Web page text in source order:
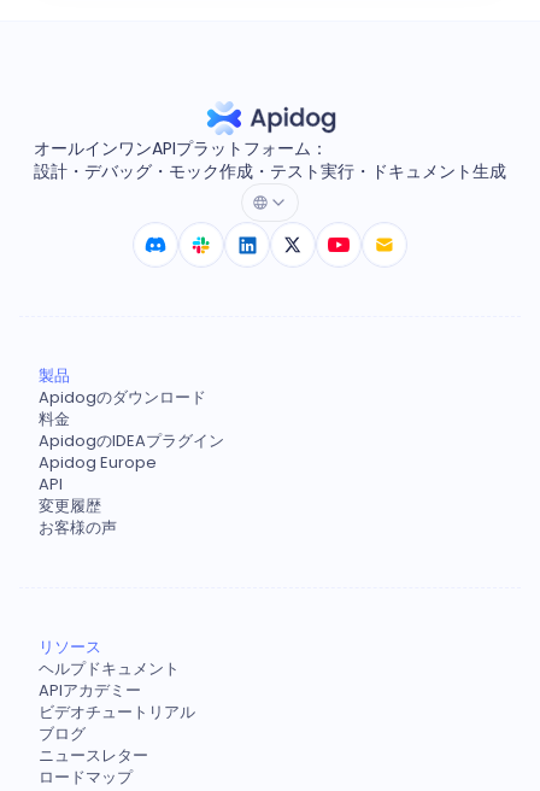
オールインワンAPIプラットフォーム：
設計・デバッグ・モック作成・テスト実行・ドキュメント生成
製品
Apidogのダウンロード
料金
ApidogのIDEAプラグイン
Apidog Europe
API
変更履歴
お客様の声
リソース
ヘルプドキュメント
APIアカデミー
ビデオチュートリアル
ブログ
ニュースレター
ロードマップ